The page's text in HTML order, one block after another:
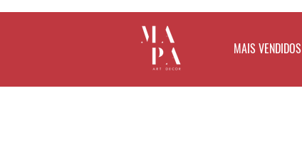
MAIS VENDIDOS